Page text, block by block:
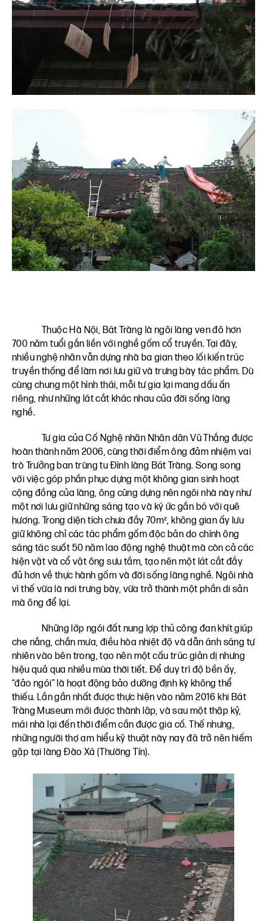
Thuộc Hà Nội, Bát Tràng là ngôi làng ven đô hơn
700 năm tuổi gắn liền với nghề gốm cổ truyền. Tại đây,
nhiều nghệ nhân vẫn dựng nhà ba gian theo lối kiến trúc
truyền thống để làm nơi lưu giữ và trưng bày tác phẩm. Dù
cùng chung một hình thái, mỗi tư gia lại mang dấu ấn
riêng, như những lát cắt khác nhau của đời sống làng
nghề.
Tư gia của Cố Nghệ nhân Nhân dân Vũ Thắng được
hoàn thành năm 2006, cùng thời điểm ông đảm nhiệm vai
trò Trưởng ban trùng tu Đình làng Bát Tràng. Song song
với việc góp phần phục dựng một không gian sinh hoạt
cộng đồng của làng, ông cũng dựng nên ngôi nhà này như
một nơi lưu giữ những sáng tạo và ký ức gắn bó với quê
hương. Trong diện tích chưa đầy 70m², không gian ấy lưu
giữ không chỉ các tác phẩm gốm độc bản do chính ông
sáng tác suốt 50 năm lao động nghệ thuật mà còn cả các
hiện vật và cổ vật ông sưu tầm, tạo nên một lát cắt đầy
đủ hơn về thực hành gốm và đời sống làng nghề. Ngôi nhà
vì thế vừa là nơi trưng bày, vừa trở thành một phần di sản
mà ông để lại.
Những lớp ngói đất nung lợp thủ công đan khít giúp
che nắng, chắn mưa, điều hòa nhiệt độ và dẫn ánh sáng tự
nhiên vào bên trong, tạo nên một cấu trúc giản dị nhưng
hiệu quả qua nhiều mùa thời tiết. Để duy trì độ bền ấy,
“đảo ngói” là hoạt động bảo dưỡng định kỳ không thể
thiếu. Lần gần nhất được thực hiện vào năm 2016 khi Bát
Tràng Museum mới được thành lập, và sau một thập kỷ,
mái nhà lại đến thời điểm cần được gia cố. Thế nhưng,
những người thợ am hiểu kỹ thuật này nay đã trở nên hiếm
gặp tại làng Đào Xá (Thường Tín).